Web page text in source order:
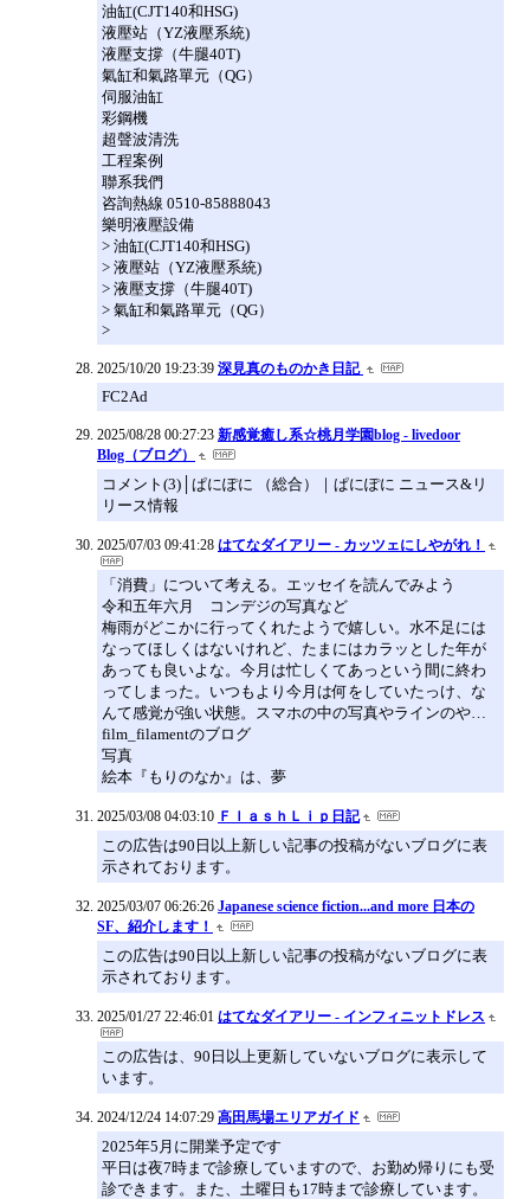
油缸(CJT140和HSG)
液壓站（YZ液壓系統)
液壓支撐（牛腿40T)
氣缸和氣路單元（QG）
伺服油缸
彩鋼機
超聲波清洗
工程案例
聯系我們
咨詢熱線 0510-85888043
樂明液壓設備
> 油缸(CJT140和HSG)
> 液壓站（YZ液壓系統)
> 液壓支撐（牛腿40T)
> 氣缸和氣路單元（QG）
>
2025/10/20 19:23:39 深見真のものかき日記
FC2Ad
2025/08/28 00:27:23 新感覚癒し系☆桃月学園blog - livedoor
Blog（ブログ）
コメント(3)│ぱにぽに （総合）｜ぱにぽに ニュース&リ
リース情報
2025/07/03 09:41:28 はてなダイアリー - カッツェにしやがれ！
「消費」について考える。エッセイを読んでみよう
令和五年六月 コンデジの写真など
梅雨がどこかに行ってくれたようで嬉しい。水不足には
なってほしくはないけれど、たまにはカラッとした年が
あっても良いよな。今月は忙しくてあっという間に終わ
ってしまった。いつもより今月は何をしていたっけ、な
んて感覚が強い状態。スマホの中の写真やラインのや…
film_filamentのブログ
写真
絵本『もりのなか』は、夢
2025/03/08 04:03:10 ＦｌａｓｈＬｉｐ日記
この広告は90日以上新しい記事の投稿がないブログに表
示されております。
2025/03/07 06:26:26 Japanese science fiction...and more 日本の
SF、紹介します！
この広告は90日以上新しい記事の投稿がないブログに表
示されております。
2025/01/27 22:46:01 はてなダイアリー - インフィニットドレス
この広告は、90日以上更新していないブログに表示して
います。
2024/12/24 14:07:29 高田馬場エリアガイド
2025年5月に開業予定です
平日は夜7時まで診療していますので、お勤め帰りにも受
診できます。また、土曜日も17時まで診療しています。